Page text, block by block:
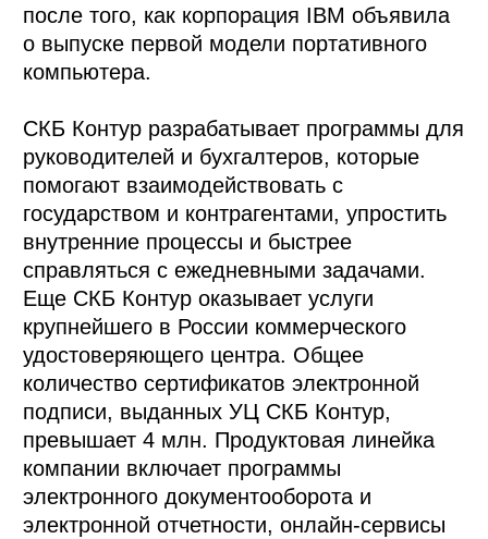
после того, как корпорация IBM объявила
о выпуске первой модели портативного
компьютера.
СКБ Контур разрабатывает программы для
руководителей и бухгалтеров, которые
помогают взаимодействовать с
государством и контрагентами, упростить
внутренние процессы и быстрее
справляться с ежедневными задачами.
Еще СКБ Контур оказывает услуги
крупнейшего в России коммерческого
удостоверяющего центра. Общее
количество сертификатов электронной
подписи, выданных УЦ СКБ Контур,
превышает 4 млн. Продуктовая линейка
компании включает программы
электронного документооборота и
электронной отчетности, онлайн-сервисы